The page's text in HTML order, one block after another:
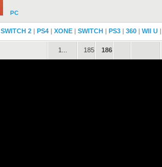
PC
SWITCH 2 | PS4 | XONE | SWITCH | PS3 | 360 | WII U
1... 185 186